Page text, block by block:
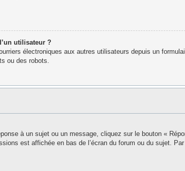
utilisateur ?
électroniques aux autres utilisateurs depuis un
ou des robots.
à un sujet ou un message, cliquez sur le bouton «
est affichée en bas de l’écran du forum ou du sujet.